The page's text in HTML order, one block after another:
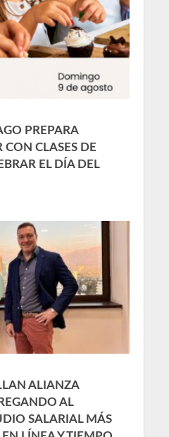
PREPARA
CLASES DE
EL DÍA DEL
ALIANZA
AL
SALARIAL MÁS